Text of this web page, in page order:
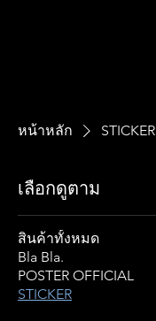
หน้าหลัก STICKER
เลือกดูตาม
สินค้าทั้งหมด
Bla Bla.
POSTER OFFICIAL
STICKER